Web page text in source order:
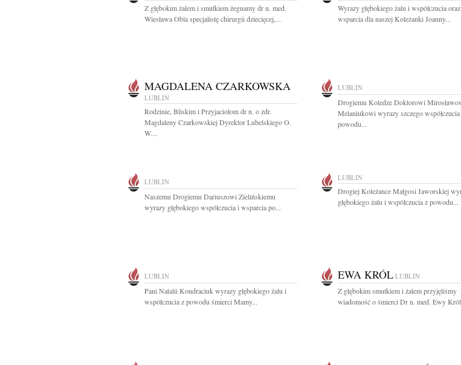
Z głębokim żalem i smutkiem żegnamy dr n. med.
Wiesława Obla specjalistę chirurgii dziecięcej,...
Wyrazy głębokiego żalu i współczucia
wsparcia dla naszej Koleżanki Joanny...
MAGDALENA CZARKOWSKA
LUBLIN
Rodzinie, Bliskim i Przyjaciołom dr n. o zdr.
Magdaleny Czarkowskiej Dyrektor Lubelskiego O.
W....
LUBLIN
Drogiemu Koledze Doktorowi
Melaniukowi wyrazy szczego
powodu...
LUBLIN
Naszemu Drogiemu Dariuszowi Zielińskiemu
wyrazy głębokiego współczucia i wsparcia po...
LUBLIN
Drogiej Koleżance Małgosi Jaworskiej
głębokiego żalu i współczucia z powodu...
LUBLIN
Pani Natalii Kondraciuk wyrazy głębokiego żalu i
współczucia z powodu śmierci Mamy...
EWA KRÓL LUBLIN
Z głębokim smutkiem i żalem przyjęliśmy
wiadomość o śmierci Dr n. med. Ewy